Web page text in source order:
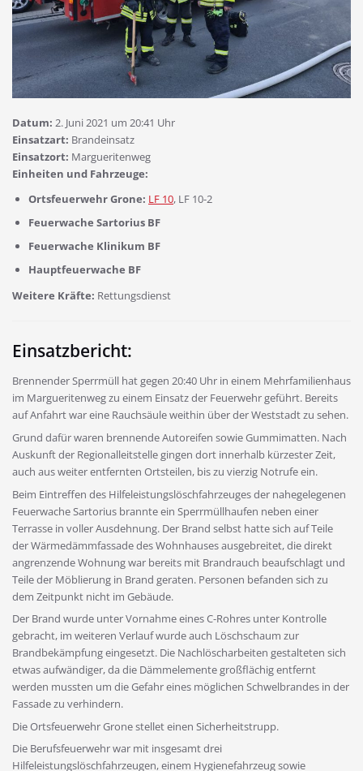
Datum: 2. Juni 2021 um 20:41 Uhr
Einsatzart: Brandeinsatz
Einsatzort: Margueritenweg
Einheiten und Fahrzeuge:
Ortsfeuerwehr Grone: LF 10, LF 10-2
Feuerwache Sartorius BF
Feuerwache Klinikum BF
Hauptfeuerwache BF
Weitere Kräfte: Rettungsdienst
Einsatzbericht:
Brennender Sperrmüll hat gegen 20:40 Uhr in einem Mehrfamilienhaus
im Margueritenweg zu einem Einsatz der Feuerwehr geführt. Bereits
auf Anfahrt war eine Rauchsäule weithin über der Weststadt zu sehen.
Grund dafür waren brennende Autoreifen sowie Gummimatten. Nach
Auskunft der Regionalleitstelle gingen dort innerhalb kürzester Zeit,
auch aus weiter entfernten Ortsteilen, bis zu vierzig Notrufe ein.
Beim Eintreffen des Hilfeleistungslöschfahrzeuges der nahegelegenen
Feuerwache Sartorius brannte ein Sperrmüllhaufen neben einer
Terrasse in voller Ausdehnung. Der Brand selbst hatte sich auf Teile
der Wärmedämmfassade des Wohnhauses ausgebreitet, die direkt
angrenzende Wohnung war bereits mit Brandrauch beaufschlagt und
Teile der Möblierung in Brand geraten. Personen befanden sich zu
dem Zeitpunkt nicht im Gebäude.
Der Brand wurde unter Vornahme eines C-Rohres unter Kontrolle
gebracht, im weiteren Verlauf wurde auch Löschschaum zur
Brandbekämpfung eingesetzt. Die Nachlöscharbeiten gestalteten sich
etwas aufwändiger, da die Dämmelemente großflächig entfernt
werden mussten um die Gefahr eines möglichen Schwelbrandes in der
Fassade zu verhindern.
Die Ortsfeuerwehr Grone stellet einen Sicherheitstrupp.
Die Berufsfeuerwehr war mit insgesamt drei
Hilfeleistungslöschfahrzeugen, einem Hygienefahrzeug sowie